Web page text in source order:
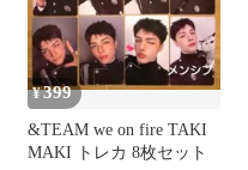
¥399
&TEAM we on fire TAKI
MAKI トレカ 8枚セット